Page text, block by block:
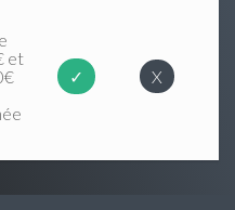
et
✓ X